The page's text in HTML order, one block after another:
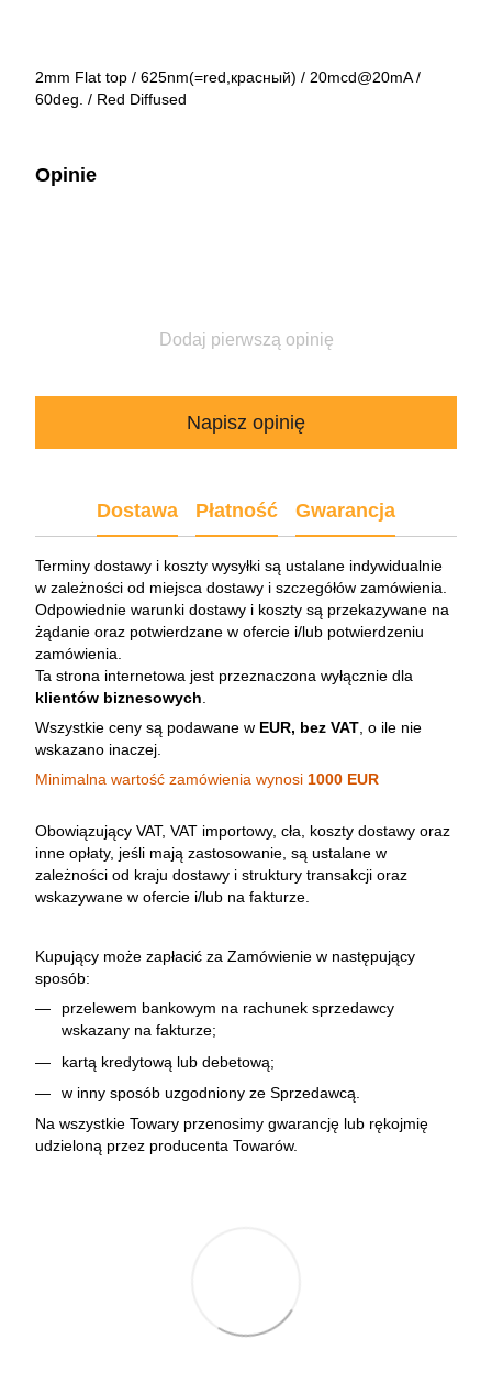
2mm Flat top / 625nm(=red,красный) / 20mcd@20mA /
60deg. / Red Diffused
Opinie
Dodaj pierwszą opinię
Napisz opinię
Dostawa Płatność Gwarancja
Terminy dostawy i koszty wysyłki są ustalane indywidualnie
w zależności od miejsca dostawy i szczegółów zamówienia.
Odpowiednie warunki dostawy i koszty są przekazywane na
żądanie oraz potwierdzane w ofercie i/lub potwierdzeniu
zamówienia.
Ta strona internetowa jest przeznaczona wyłącznie dla
klientów biznesowych
Wszystkie ceny są podawane w EUR, bez VAT , o ile nie
wskazano inaczej.
Minimalna wartość zamówienia wynosi 1000 EUR
Obowiązujący VAT, VAT importowy, cła, koszty dostawy oraz
inne opłaty, jeśli mają zastosowanie, są ustalane w
zależności od kraju dostawy i struktury transakcji oraz
wskazywane w ofercie i/lub na fakturze.
Kupujący może zapłacić za Zamówienie w następujący
sposób:
przelewem bankowym na rachunek sprzedawcy
wskazany na fakturze;
kartą kredytową lub debetową;
w inny sposób uzgodniony ze Sprzedawcą.
Na wszystkie Towary przenosimy gwarancję lub rękojmię
udzieloną przez producenta Towarów.